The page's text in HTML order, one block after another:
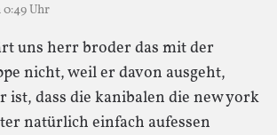
0:49 Uhr
uns herr broder das mit der
nicht, weil er davon ausgeht,
ist, dass die kanibalen die new york
natürlich einfach aufessen